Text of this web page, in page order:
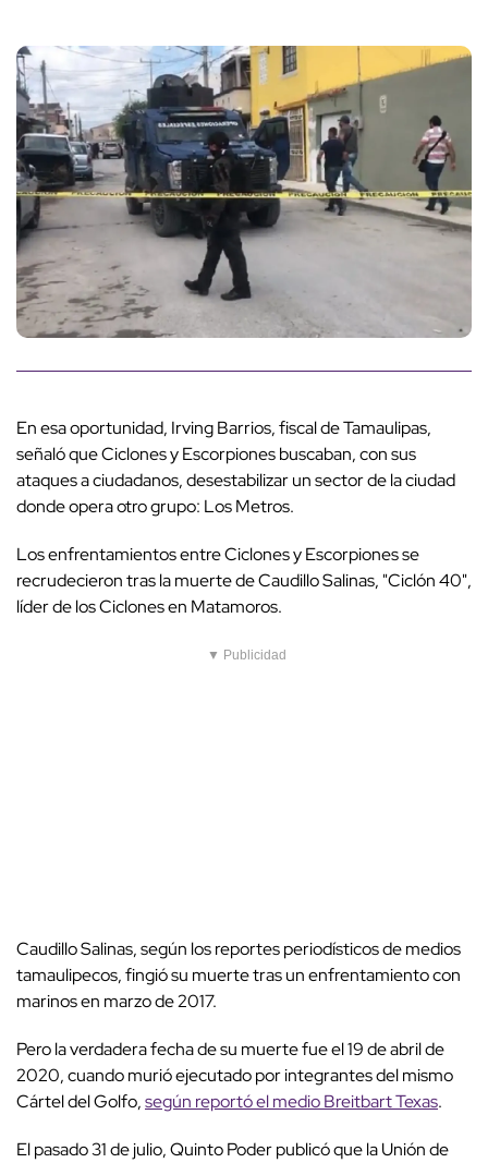
En esa oportunidad, Irving Barrios, fiscal de Tamaulipas,
señaló que Ciclones y Escorpiones buscaban, con sus
ataques a ciudadanos, desestabilizar un sector de la ciudad
donde opera otro grupo: Los Metros.
Los enfrentamientos entre Ciclones y Escorpiones se
recrudecieron tras la muerte de Caudillo Salinas, "Ciclón 40",
líder de los Ciclones en Matamoros.
▼ Publicidad
Caudillo Salinas, según los reportes periodísticos de medios
tamaulipecos, fingió su muerte tras un enfrentamiento con
marinos en marzo de 2017.
Pero la verdadera fecha de su muerte fue el 19 de abril de
2020, cuando murió ejecutado por integrantes del mismo
Cártel del Golfo,según reportó el medio Breitbart Texas.
El pasado 31 de julio, Quinto Poder publicó que la Unión de